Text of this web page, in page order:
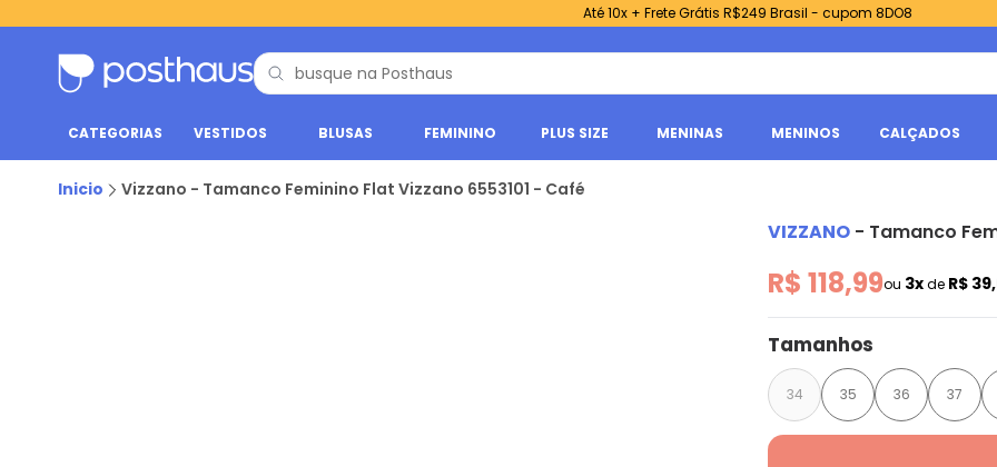
Até 10x + Frete Grátis R$249 Brasil - cupom 8DO8
CATEGORIAS VESTIDOS BLUSAS FEMININO PLUS SIZE MENINAS MENINOS CALÇADOS
Inicio Vizzano - Tamanco Feminino Flat Vizzano 6553101 - Café
VIZZANO - Tamanco
R$ 118,99ou 3xde R$
Tamanhos
34 35 36 37